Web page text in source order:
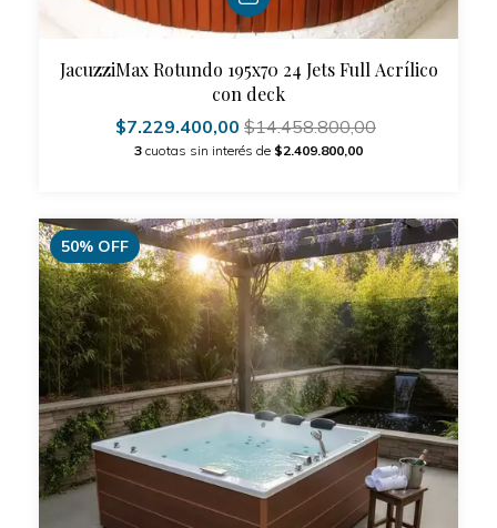
JacuzziMax Rotundo 195x70 24 Jets Full Acrílico
con deck
$7.229.400,00 $14.458.800,00
3 cuotas sin interés de $2.409.800,00
50% OFF